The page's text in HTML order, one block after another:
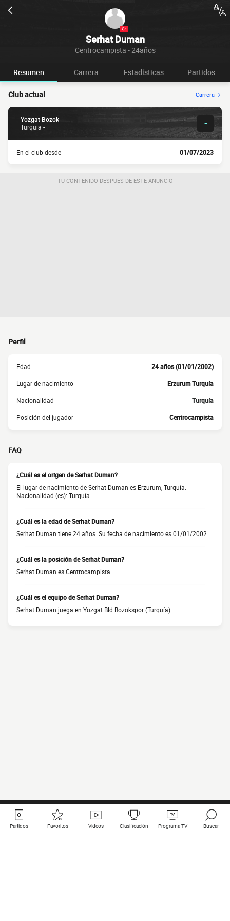
Serhat Duman
Centrocampista - 24años
Resumen Carrera Estadísticas Partidos
Club actual Carrera
Yozgat Bozok
Turquía -
-
En el club desde 01/07/2023
TU CONTENIDO DESPUÉS DE ESTE ANUNCIO
Perfil
Edad 24 años (01/01/2002)
Lugar de nacimiento Erzurum Turquía
Nacionalidad Turquía
Posición del jugador Centrocampista
FAQ
¿Cuál es el origen de Serhat Duman?
El lugar de nacimiento de Serhat Duman es Erzurum, Turquía.
Nacionalidad (es): Turquía.
¿Cuál es la edad de Serhat Duman?
Serhat Duman tiene 24 años. Su fecha de nacimiento es 01/01/2002.
¿Cuál es la posición de Serhat Duman?
Serhat Duman es Centrocampista.
¿Cuál es el equipo de Serhat Duman?
Serhat Duman juega en Yozgat Bld Bozokspor (Turquía).
Partidos Favoritos Videos Clasificación Programa TV Buscar